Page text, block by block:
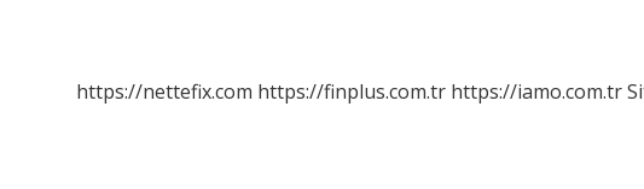
https://nettefix.com https://finplus.com.tr https://iamo.com.tr